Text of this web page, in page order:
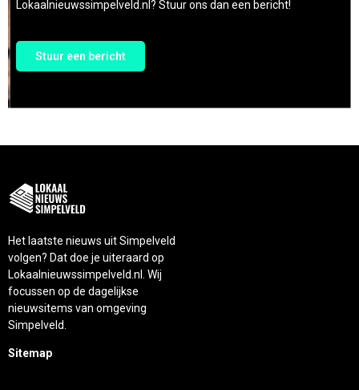
Lokaalnieuwssimpelveld.nl? Stuur ons dan een bericht!
Stuur een bericht
Het laatste nieuws uit Simpelveld
volgen? Dat doe je uiteraard op
Lokaalnieuwssimpelveld.nl. Wij
focussen op de dagelijkse
nieuwsitems van omgeving
Simpelveld.
Sitemap